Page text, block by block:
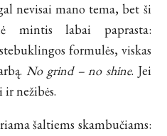
nevisai mano tema, bet ši
mintis labai paprasta:
formulės, viskas
No grind – no shine. Jei
nežibės.
šaltiems skambučiams: